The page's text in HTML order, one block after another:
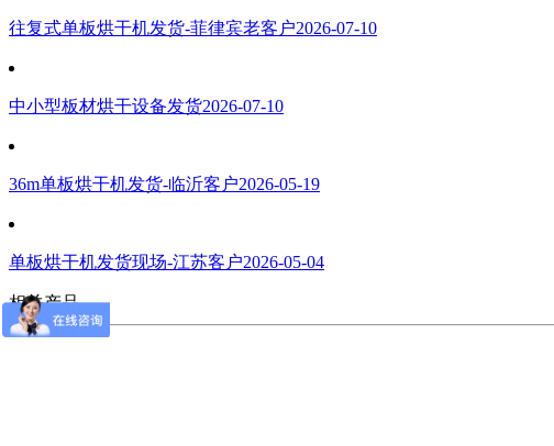
往复式单板烘干机发货-菲律宾老客户2026-07-10
中小型板材烘干设备发货2026-07-10
36m单板烘干机发货-临沂客户2026-05-19
单板烘干机发货现场-江苏客户2026-05-04
相关产品